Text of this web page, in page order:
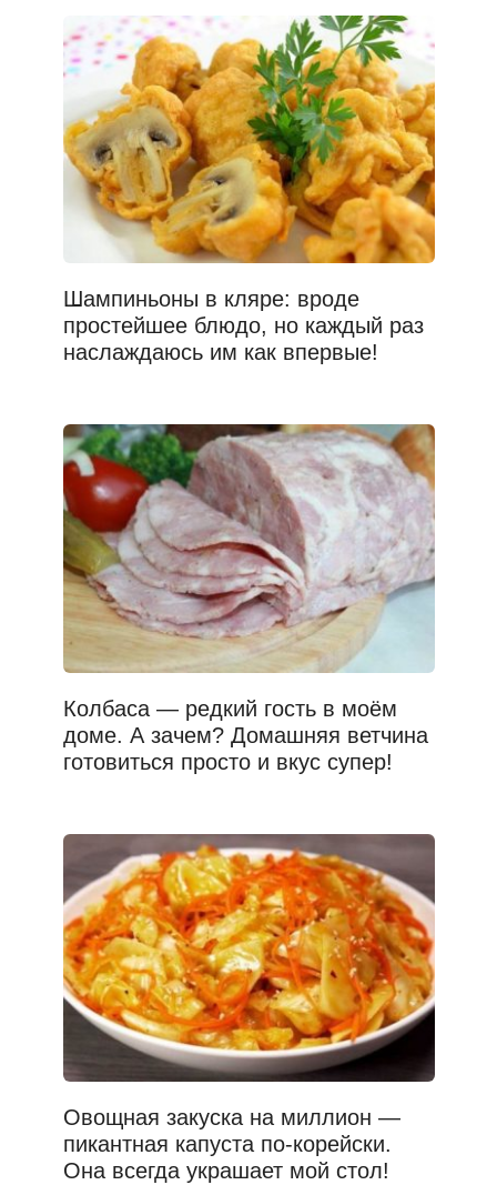
Шампиньоны в кляре: вроде
простейшее блюдо, но каждый раз
наслаждаюсь им как впервые!
Колбаса — редкий гость в моём
доме. А зачем? Домашняя ветчина
готовиться просто и вкус супер!
Овощная закуска на миллион —
пикантная капуста по-корейски.
Она всегда украшает мой стол!